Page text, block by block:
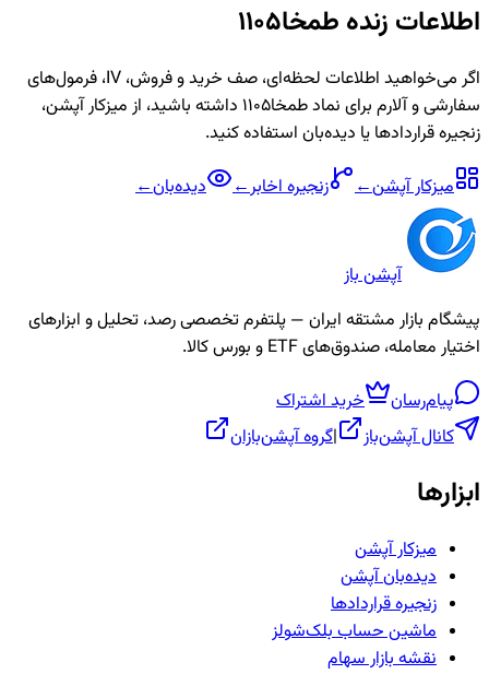
اطلاعات زنده طمخا1105
اگر می‌خواهید اطلاعات لحظه‌ای، صف خرید و فروش، IV، فرمول‌های
سفارشی و آلارم برای نمادطمخا1105
داشته باشید، از میزکار آپشن،
زنجیره قراردادها یا دیده‌بان استفاده کنید.
میزکار آپشن← زنجیرهاخابر← دیده‌بان←
آپشن باز
پیشگام بازار مشتقه ایران — پلتفرم تخصصی رصد، تحلیل و ابزارهای
اختیار معامله، صندوق‌های ETF و بورس کالا.
پیام‌رسان
خرید اشتراک
کانال آپشن‌باز
|گروه آپشن‌بازان
ابزارها
میزکار آپشن
دیده‌بان آپشن
زنجیره قراردادها
ماشین حساب بلک‌شولز
نقشه بازار سهام